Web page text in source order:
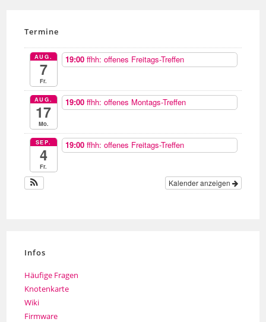
Termine
AUG.
7
Fr.
19:00 ffhh: offenes Freitags-Treffen
AUG.
17
Mo.
19:00 ffhh: offenes Montags-Treffen
SEP.
4
Fr.
19:00 ffhh: offenes Freitags-Treffen
Kalender anzeigen
Infos
Häufige Fragen
Knotenkarte
Wiki
Firmware